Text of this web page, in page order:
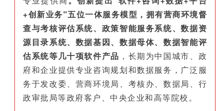
+创新业务"五位一体服务模型，拥有营商环境督
查与考核评估系统、政策智能服务系统、数据资
源目录系统、数据基因、数据母体、数据智能评
估系统等几十项软件产品 ，长期为中国城市、政
府和企业提供专业咨询规划和数据服务，广泛服
务于发改委、营商环境局、考核办、数据局、行
政审批局等政府客户、中央企业和高等院校。